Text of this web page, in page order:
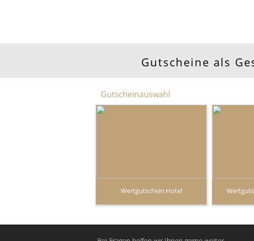
Gutscheine als
Gutscheinauswahl
Wertgutschein Hotel